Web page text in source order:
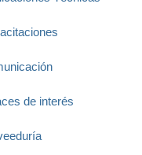
de interés